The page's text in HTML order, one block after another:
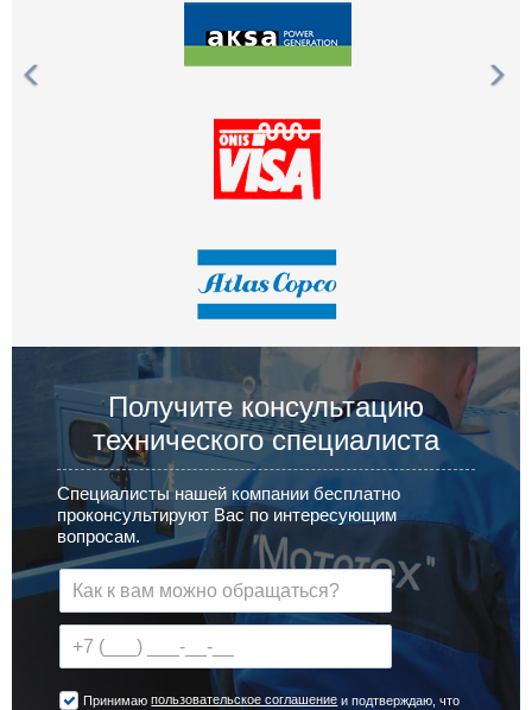
Получите консультацию
технического специалиста
Специалисты нашей компании бесплатно
проконсультируют Вас по интересующим
вопросам.
Принимаюпользовательское соглашение и подтверждаю, что